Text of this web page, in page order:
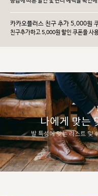
카카오플러스 친구 추가 5,000원
친구추가하고 5,000원 할인 쿠폰을 사
나에게 맞는
발 특성에 맞는 라스트 및